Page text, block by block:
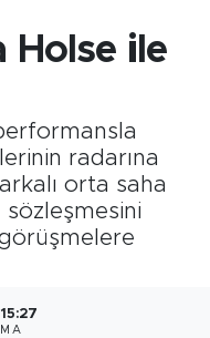
Holse ile
radarına
orta saha
Fikstür